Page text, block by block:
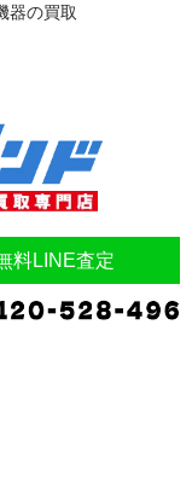
料LINE査定
器の買取